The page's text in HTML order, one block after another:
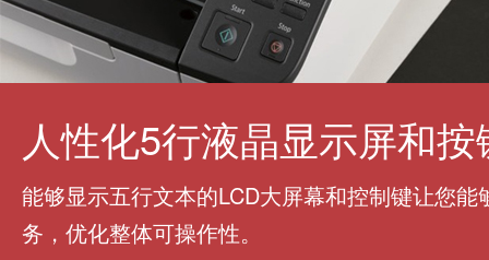
人性化5行液晶显示屏和
能够显示五行文本的LCD大屏幕和控制键让您
务，优化整体可操作性。